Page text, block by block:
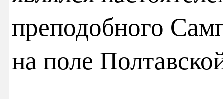
преподобного
на поле